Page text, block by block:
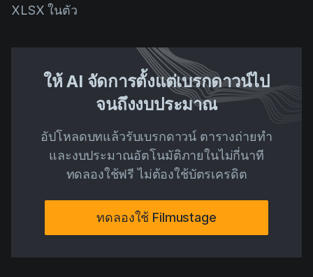
XLSX ในตัว
ให้ AI จัดการตั้งแต่เบรกดาวน์ไป
จนถึงงบประมาณ
อัปโหลดบทแล้วรับเบรกดาวน์ ตารางถ่ายทำ
และงบประมาณอัตโนมัติภายในไม่กี่นาที
ทดลองใช้ฟรี ไม่ต้องใช้บัตรเครดิต
ทดลองใช้ Filmustage